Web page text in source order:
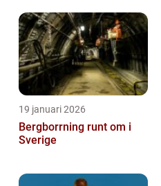
19 januari 2026
Bergborrning runt om i
Sverige